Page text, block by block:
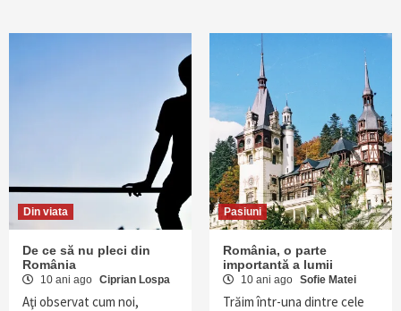
Din viata
De ce să nu pleci din
România
10 ani ago Ciprian Lospa
Aţi observat cum noi,
Pasiuni
România, o parte
importantă a lumii
10 ani ago Sofie Matei
Trăim într-una dintre cele